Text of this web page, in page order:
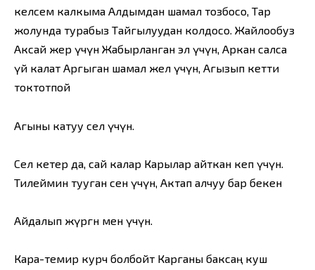
келсем калкыма Алдымдан шамал тозбосо, Тар
жолунда турабыз Тайгылуудан колдосо. Жайлообуз
Аксай жер үчүн Жабырланган эл үчүн, Аркан салса
үй калат Аргыган шамал жел үчүн, Агызып кетти
токтотпой
Агыны катуу сел үчүн.
Сел кетер да, сай калар Карылар айткан кеп үчүн.
Тилеймин тууган сен үчүн, Актап алчуу бар бекен
Айдалып жүргөн мен үчүн.
Кара-темир курч болбойт Карганы баксаң куш